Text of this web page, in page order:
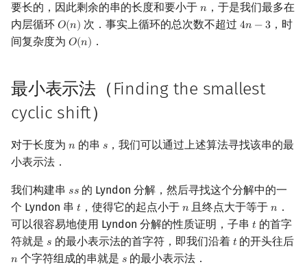
要长的，因此剩余的串的长度和要小于 𝑛
n ，于是我们最多在
内层循环 𝑂(𝑛)
O(n) 次．事实上循环的总次数不超过4𝑛 −3
4n −3
，时
间复杂度为 𝑂(𝑛)
O(n) ．
最小表示法（Finding the smallest
cyclic shift）
对于长度为 𝑛
n 的串 𝑠
s ，我们可以通过上述算法寻找该串的最
小表示法．
我们构建串 𝑠𝑠
ss 的 Lyndon 分解，然后寻找这个分解中的一
个 Lyndon 串 𝑡
t ，使得它的起点小于 𝑛
n 且终点大于等于𝑛
n ．
可以很容易地使用 Lyndon 分解的性质证明，子串 𝑡
t 的首字
符就是 𝑠
s 的最小表示法的首字符，即我们沿着 𝑡
t 的开头往后
𝑛
n 个字符组成的串就是 𝑠
s 的最小表示法．